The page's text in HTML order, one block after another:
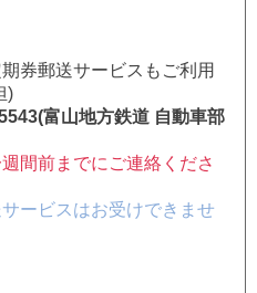
券郵送サービスもご利用
)
富山地方鉄道 自動車部
間前までにご連絡くださ
ービスはお受けできませ